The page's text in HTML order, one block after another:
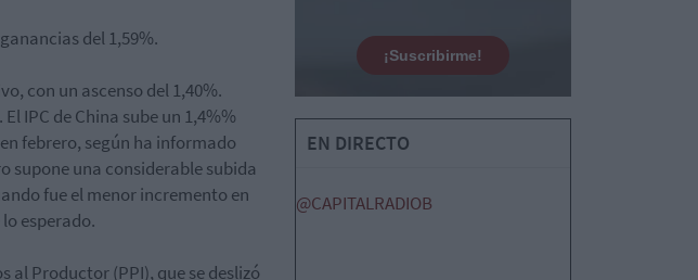
del 1,59%.
con un ascenso del 1,40%.
IPC de China sube un 1,4%%
febrero, según ha informado
supone una considerable subida
fue el menor incremento en
esperado.
al Productor (PPI), que se deslizó
¡Suscribirme!
EN DIRECTO
@CAPITALRADIOB